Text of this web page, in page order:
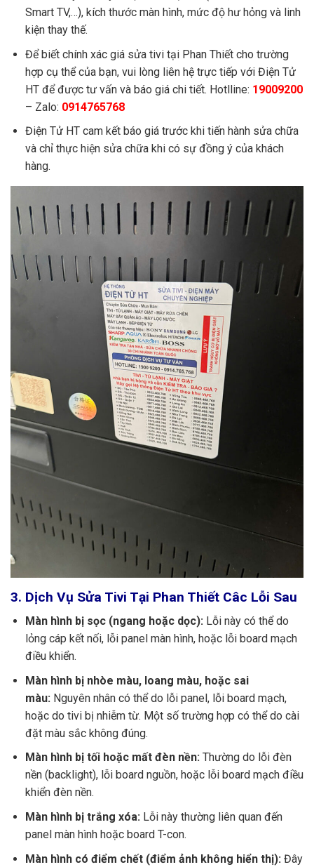
Sửa nguồn cao áp tivi 750.000đ – 1.450.000đ
Sửa tivi chổ sáng chổ tối
Sửa tivi hiển thị không đúng màu 850.000đ – 1.250.000đ
Thay bộ đèn led tivi
Các lỗi khác
Smart TV,…), kích thước màn hình, mức độ hư hỏng và linh
kiện thay thế.
Để biết chính xác giá sửa tivi tại Phan Thiết cho trường
hợp cụ thể của bạn, vui lòng liên hệ trực tiếp với Điện Tử
HT để được tư vấn và báo giá chi tiết. Hotlline: 19009200
– Zalo: 0914765768
Điện Tử HT cam kết báo giá trước khi tiến hành sửa chữa
và chỉ thực hiện sửa chữa khi có sự đồng ý của khách
hàng.
3. Dịch Vụ Sửa Tivi Tại Phan Thiết Câc Lỗi Sau
Màn hình bị sọc (ngang hoặc dọc):Lỗi này có thể do
lỏng cáp kết nối, lỗi panel màn hình, hoặc lỗi board mạch
điều khiển.
Màn hình bị nhòe màu, loang màu, hoặc sai
màu:Nguyên nhân có thể do lỗi panel, lỗi board mạch,
hoặc do tivi bị nhiễm từ. Một số trường hợp có thể do cài
đặt màu sắc không đúng.
Màn hình bị tối hoặc mất đèn nền:Thường do lỗi đèn
nền (backlight), lỗi board nguồn, hoặc lỗi board mạch điều
khiển đèn nền.
Màn hình bị trắng xóa:Lỗi này thường liên quan đến
panel màn hình hoặc board T-con.
Màn hình có điểm chết (điểm ảnh không hiển thị): Đây